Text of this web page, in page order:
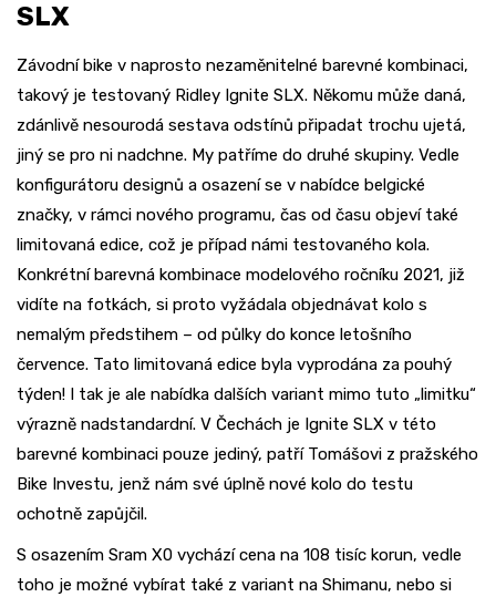
SLX
Závodní bike v naprosto nezaměnitelné barevné kombinaci,
takový je testovaný Ridley Ignite SLX. Někomu může daná,
zdánlivě nesourodá sestava odstínů připadat trochu ujetá,
jiný se pro ni nadchne. My patříme do druhé skupiny. Vedle
konfigurátoru designů a osazení se v nabídce belgické
značky, v rámci nového programu, čas od času objeví také
limitovaná edice, což je případ námi testovaného kola.
Konkrétní barevná kombinace modelového ročníku 2021, již
vidíte na fotkách, si proto vyžádala objednávat kolo s
nemalým předstihem – od půlky do konce letošního
července. Tato limitovaná edice byla vyprodána za pouhý
týden! I tak je ale nabídka dalších variant mimo tuto „limitku“
výrazně nadstandardní. V Čechách je Ignite SLX v této
barevné kombinaci pouze jediný, patří Tomášovi z pražského
Bike Investu, jenž nám své úplně nové kolo do testu
ochotně zapůjčil.
S osazením Sram X0 vychází cena na 108 tisíc korun, vedle
toho je možné vybírat také z variant na Shimanu, nebo si